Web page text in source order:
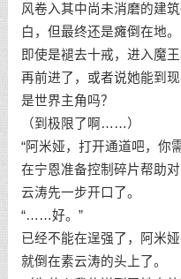
风卷入其中尚未消磨的建
白，但最终还是瘫倒在地。
即使是褪去十戒，进入魔
再前进了，或者说她能到
是世界主角吗？
（到极限了啊……）
“阿米娅，打开通道吧，你
在宁恩准备控制碎片帮助
云涛先一步开口了。
“……好。”
已经不能在逞强了，阿米
就倒在素云涛的头上了。